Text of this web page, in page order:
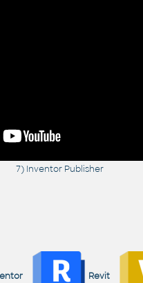
7) Inventor Publisher
Revit